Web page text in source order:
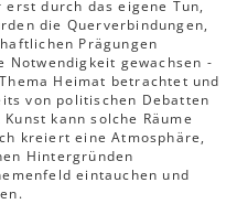
durch das eigene Tun,
die Querverbindungen,
Prägungen
Notwendigkeit gewachsen -
Heimat betrachtet und
von politischen Debatten
kann solche Räume
kreiert eine Atmosphäre,
Hintergründen
eintauchen und